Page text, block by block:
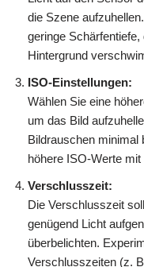
die Szene
geringe
Hintergrund
ISO-Einstellungen:
Wählen Sie eine
um das Bild
Bildrauschen minimal
höhere ISO-Werte
Verschlusszeit:
Die Verschlusszeit
genügend Licht
überbelichten.
Verschlusszeiten (z.